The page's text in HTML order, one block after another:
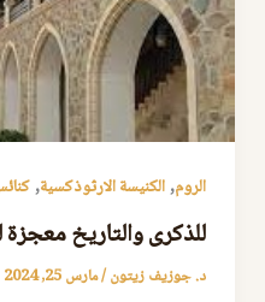
الروم,الكنيسة الارثوذكسية,
للذكرى والتاريخ
د. جوزيف زيتون/مارس 25, 2024